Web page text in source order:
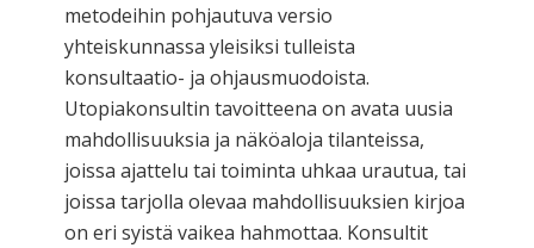
metodeihin pohjautuva versio
yhteiskunnassa yleisiksi tulleista
konsultaatio- ja ohjausmuodoista.
Utopiakonsultin tavoitteena on avata uusia
mahdollisuuksia ja näköaloja tilanteissa,
joissa ajattelu tai toiminta uhkaa urautua, tai
joissa tarjolla olevaa mahdollisuuksien kirjoa
on eri syistä vaikea hahmottaa. Konsultit